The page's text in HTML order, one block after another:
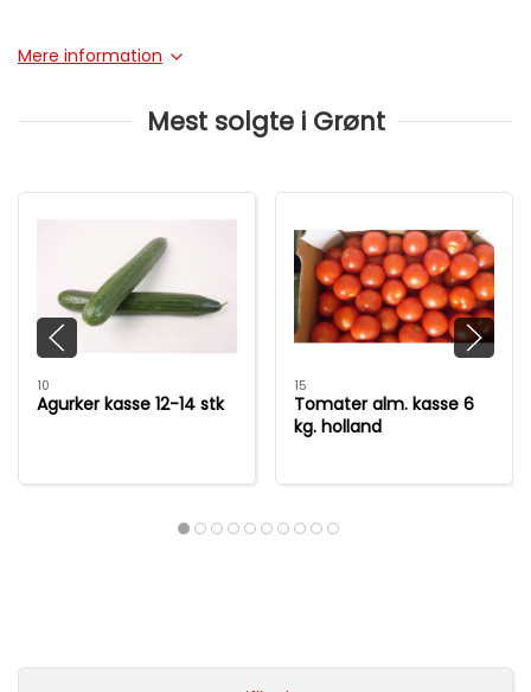
Mere information
Mest solgte i Grønt
10
Agurker kasse 12-14 stk
15
Tomater alm. kasse 6
kg. holland